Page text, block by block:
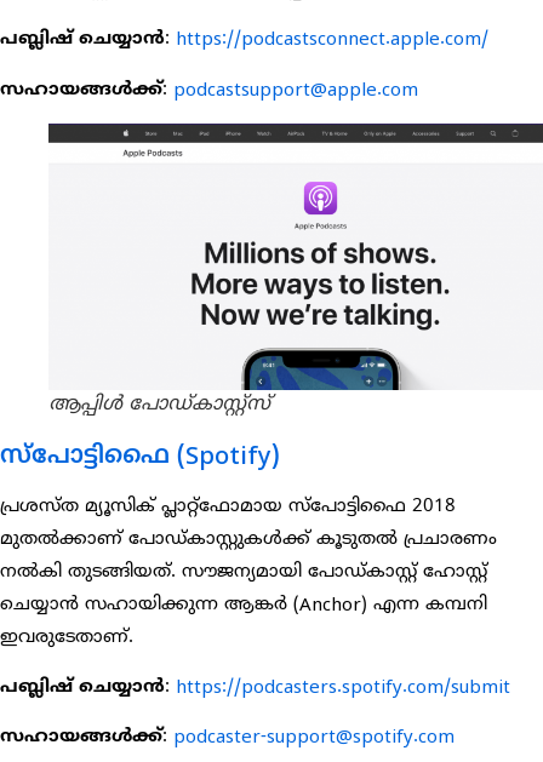
പബ്ലിഷ് ചെയ്യാൻ: https://podcastsconnect.apple.com/
സഹായങ്ങൾക്ക്: podcastsupport@apple.com
ആപ്പിൾ പോഡ്കാസ്റ്റ്സ്
സ്പോട്ടിഫൈ (Spotify)
പ്രശസ്ത മ്യൂസിക് പ്ലാറ്റ്‌ഫോമായ സ്പോട്ടിഫൈ 2018
മുതൽക്കാണ് പോഡ്കാസ്റ്റുകൾക്ക് കൂടുതൽ പ്രചാരണം
നൽകി തുടങ്ങിയത്. സൗജന്യമായി പോഡ്കാസ്റ്റ് ഹോസ്റ്റ്
ചെയ്യാൻ സഹായിക്കുന്ന ആങ്കർ (Anchor) എന്ന കമ്പനി
ഇവരുടേതാണ്.
പബ്ലിഷ് ചെയ്യാൻ: https://podcasters.spotify.com/submit
സഹായങ്ങൾക്ക്: podcaster-support@spotify.com